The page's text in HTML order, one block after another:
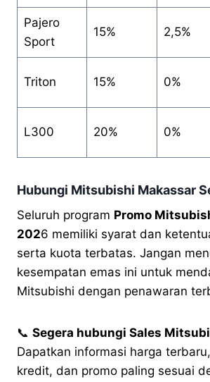
Pajero
Sport
15% 2,5%
Triton 15% 0%
L300 20% 0%
Hubungi Mitsubishi Makassar
Seluruh program Promo
2026 memiliki syarat dan
serta kuota terbatas. Jangan
kesempatan emas ini untuk
Mitsubishi dengan penawaran
📞 Segera hubungi Sales
Dapatkan informasi harga
kredit, dan promo paling sesuai